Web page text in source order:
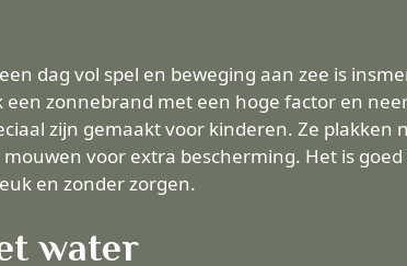
dag vol spel en beweging aan zee is
een zonnebrand met een hoge factor en
zijn gemaakt voor kinderen. Ze plakken
voor extra bescherming. Het is goed
en zonder zorgen.
water